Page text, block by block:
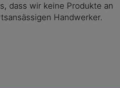
dass wir keine Produkte an
Handwerker.